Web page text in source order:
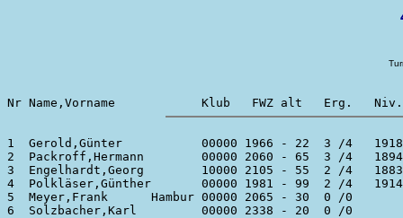
1  Gerold,Günter           00000 1966 - 22  3 /4
2  Packroff,Hermann        00000 2060 - 65  3 /4
3  Engelhardt,Georg        10000 2105 - 55  2 /4
4  Polkläser,Günther       00000 1981 - 99  2 /4
5  Meyer,Frank      Hambur 00000
6  Solzbacher,Karl         00000